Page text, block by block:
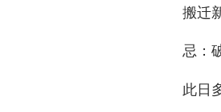
搬迁
忌 ：
此日